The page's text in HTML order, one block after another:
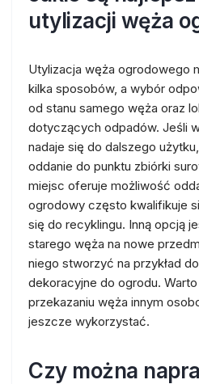
utylizacji węża
Utylizacja węża ogrodowego
kilka sposobów, a wybór
od stanu samego węża oraz
dotyczących odpadów. Jeśli
nadaje się do dalszego
oddanie do punktu zbiórki
miejsc oferuje możliwość
ogrodowy często kwalifikuje
się do recyklingu. Inną opcją
starego węża na nowe
niego stworzyć na przykład
dekoracyjne do ogrodu.
przekazaniu węża innym
jeszcze wykorzystać.
Czy można